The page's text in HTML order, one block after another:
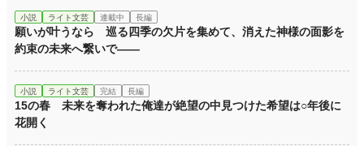
小説 ライト文芸 連載中 長編
願いが叶うなら 巡る四季の欠片を集めて、消えた神様の面影を
約束の未来へ繋いで――
小説 ライト文芸 完結 長編
15の春 未来を奪われた俺達が絶望の中見つけた希望は○年後に
花開く